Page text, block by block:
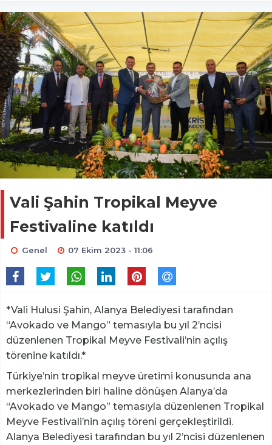
Vali Şahin Tropikal Meyve
Festivaline katıldı
Genel 07 Ekim 2023 - 11:06
*Vali Hulusi Şahin, Alanya Belediyesi tarafından
“Avokado ve Mango” temasıyla bu yıl 2’ncisi
düzenlenen Tropikal Meyve Festivali’nin açılış
törenine katıldı.*
Türkiye’nin tropikal meyve üretimi konusunda ana
merkezlerinden biri haline dönüşen Alanya’da
“Avokado ve Mango” temasıyla düzenlenen Tropikal
Meyve Festivali’nin açılış töreni gerçekleştirildi.
Alanya Belediyesi tarafından bu yıl 2’ncisi düzenlenen